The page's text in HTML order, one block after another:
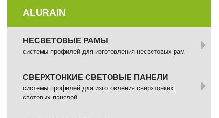
ALURAIN
НЕСВЕТОВЫЕ РАМЫ
системы профилей для изготовления несветовых рам
СВЕРХТОНКИЕ СВЕТОВЫЕ ПАНЕЛИ
системы профилей для изготовления сверхтонких
световых панелей